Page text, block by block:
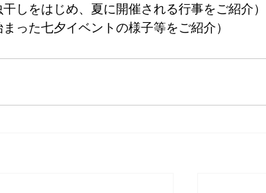
しをはじめ、夏に開催される行事をご紹介）
った七夕イベントの様子等をご紹介）